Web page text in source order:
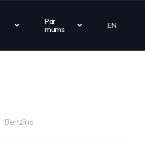
Par
mums
EN
Benzīns